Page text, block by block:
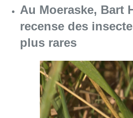
Au Moeraske, Bart
recense des
plus rares